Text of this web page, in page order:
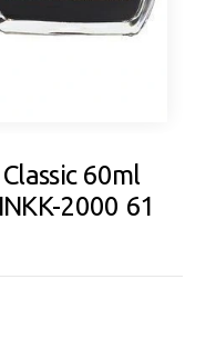
60ml
2000 61